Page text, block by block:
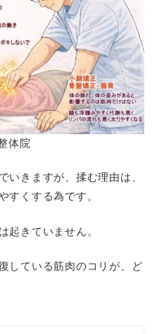
体院
きますが、揉む理由は、
すくする為です。
起きていません。
している筋肉のコリが、ど